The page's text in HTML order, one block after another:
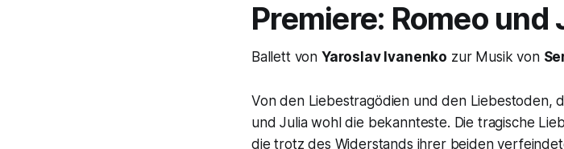
Premiere: Romeo und
Ballett von Yaroslav Ivanenko zur Musik von
Von den Liebestragödien und den Liebestoden,
und Julia wohl die bekannteste. Die tragische
die trotz des Widerstands ihrer beiden